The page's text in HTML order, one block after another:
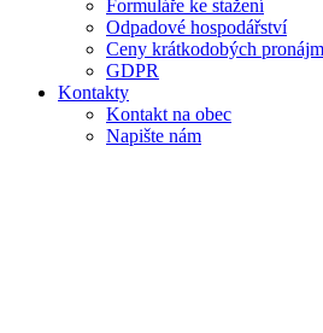
Formuláře ke stažení
Odpadové hospodářství
Ceny krátkodobých
GDPR
Kontakty
Kontakt na obec
Napište nám